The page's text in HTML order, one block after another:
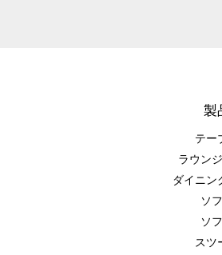
製
テー
ラウン
ダイニン
ソ
ソ
スツ